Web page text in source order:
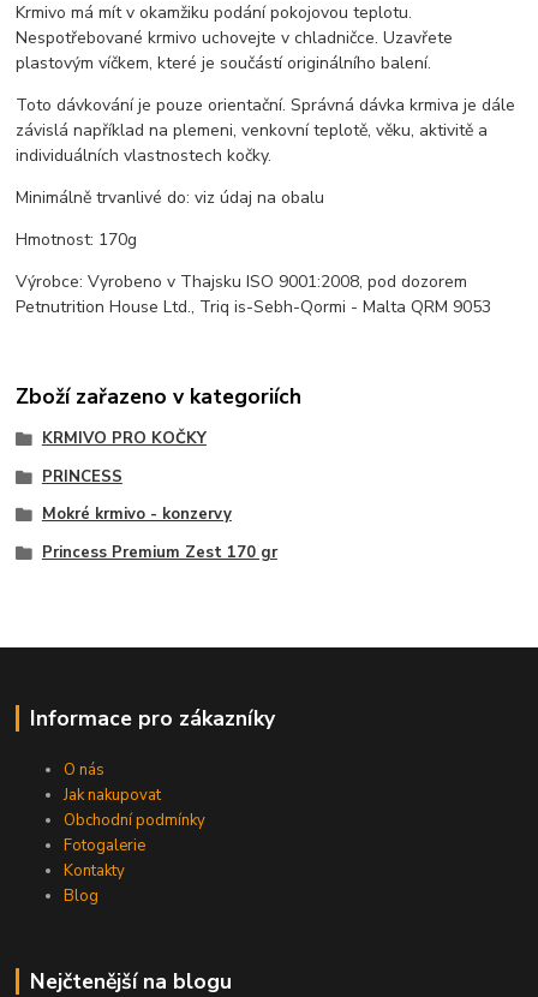
Krmivo má mít v okamžiku podání pokojovou teplotu.
Nespotřebované krmivo uchovejte v chladničce. Uzavřete
plastovým víčkem, které je součástí originálního balení.
Toto dávkování je pouze orientační. Správná dávka krmiva je dále
závislá například na plemeni, venkovní teplotě, věku, aktivitě a
individuálních vlastnostech kočky.
Minimálně trvanlivé do: viz údaj na obalu
Hmotnost: 170g
Výrobce: Vyrobeno v Thajsku ISO 9001:2008, pod dozorem
Petnutrition House Ltd., Triq is-Sebh-Qormi - Malta QRM 9053
Zboží zařazeno v kategoriích
KRMIVO PRO KOČKY
PRINCESS
Mokré krmivo - konzervy
Princess Premium Zest 170 gr
Informace pro zákazníky
O nás
Jak nakupovat
Obchodní podmínky
Fotogalerie
Kontakty
Blog
Nejčtenější na blogu